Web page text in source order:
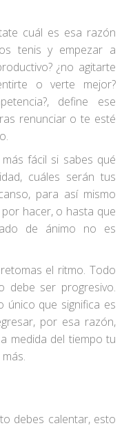
cuál es esa razón
tenis y empezar a
¿no agitarte
o verte mejor?
define ese
renunciar o te esté
fácil si sabes qué
cuáles serán tus
para así mismo
hacer, o hasta que
de ánimo no es
el ritmo. Todo
debe ser progresivo.
único que significa es
por esa razón,
medida del tiempo tu
debes calentar, esto